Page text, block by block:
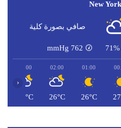
New
صافي بصورة كلية
71%
762
mmHg
01:00
26°C
02:00
26°C
03:00
25°C
‹